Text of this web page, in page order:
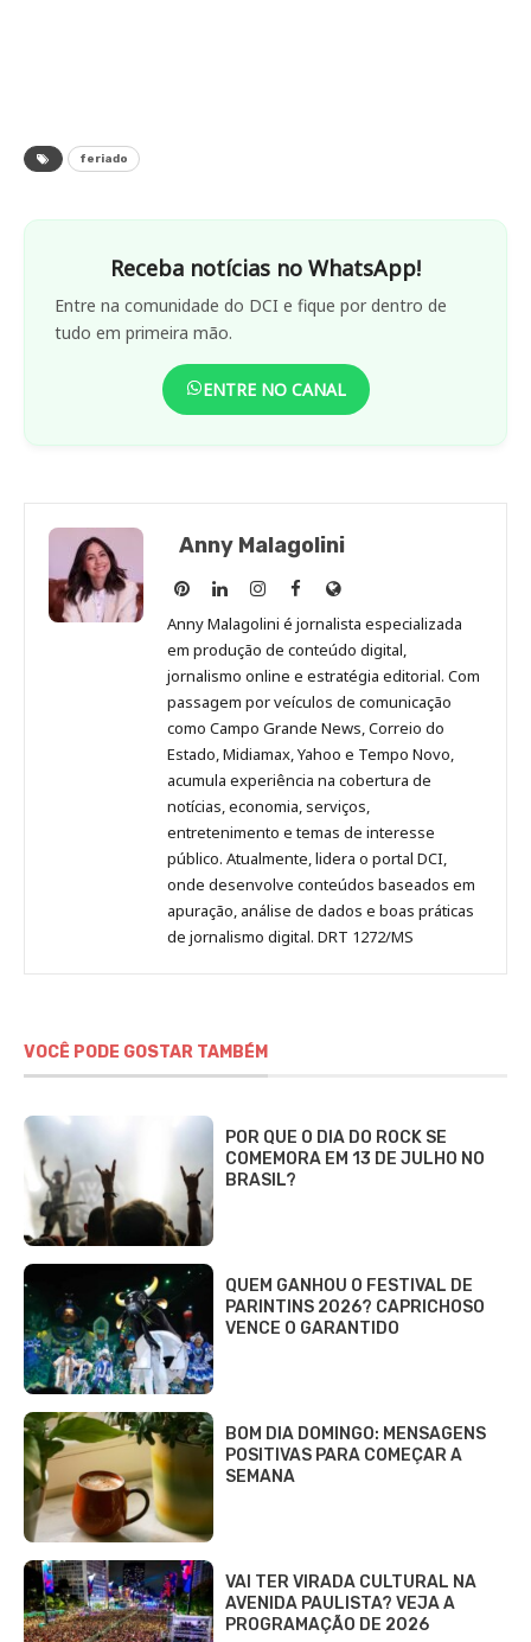
feriado
Receba notícias no WhatsApp!
Entre na comunidade do DCI e fique por dentro de
tudo em primeira mão.
ENTRE NO CANAL
Anny Malagolini
Anny
Malagolini
no
Pinterest
Anny
Malagolini
no
LinkedIn
Anny
Malagolini
no
Instagram
Anny
Malagolini
no
Facebook
Site
de
Anny
Malagolini
Anny Malagolini é jornalista especializada
em produção de conteúdo digital,
jornalismo online e estratégia editorial. Com
passagem por veículos de comunicação
como Campo Grande News, Correio do
Estado, Midiamax, Yahoo e Tempo Novo,
acumula experiência na cobertura de
notícias, economia, serviços,
entretenimento e temas de interesse
público. Atualmente, lidera o portal DCI,
onde desenvolve conteúdos baseados em
apuração, análise de dados e boas práticas
de jornalismo digital. DRT 1272/MS
VOCÊ PODE GOSTAR TAMBÉM
POR QUE O DIA DO ROCK SE
COMEMORA EM 13 DE JULHO NO
BRASIL?
QUEM GANHOU O FESTIVAL DE
PARINTINS 2026? CAPRICHOSO
VENCE O GARANTIDO
BOM DIA DOMINGO: MENSAGENS
POSITIVAS PARA COMEÇAR A
SEMANA
VAI TER VIRADA CULTURAL NA
AVENIDA PAULISTA? VEJA A
PROGRAMAÇÃO DE 2026